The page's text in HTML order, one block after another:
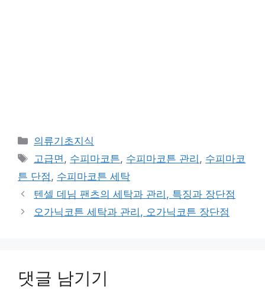
카
테
리
의류기초지식
태
그
고급면 , 수피마코튼, 수피마코튼 관리 , 수피마코
튼 단점 , 수피마코튼 세탁
텐셀 데님 팬츠의 세탁과 관리, 특징과 장단점
오가닉코튼 세탁과 관리, 오가닉코튼 장단점
댓글 남기기